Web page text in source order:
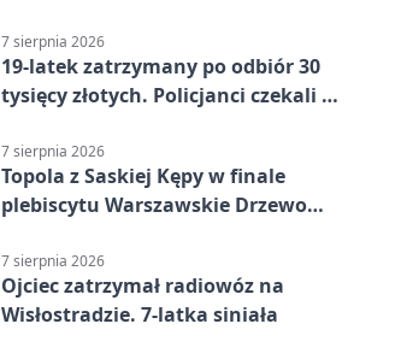
7 sierpnia 2026
19-latek zatrzymany po odbiór 30
tysięcy złotych. Policjanci czekali w
7 sierpnia 2026
Topola z Saskiej Kępy w finale
plebiscytu Warszawskie Drzewo
7 sierpnia 2026
Ojciec zatrzymał radiowóz na
Wisłostradzie. 7-latka siniała